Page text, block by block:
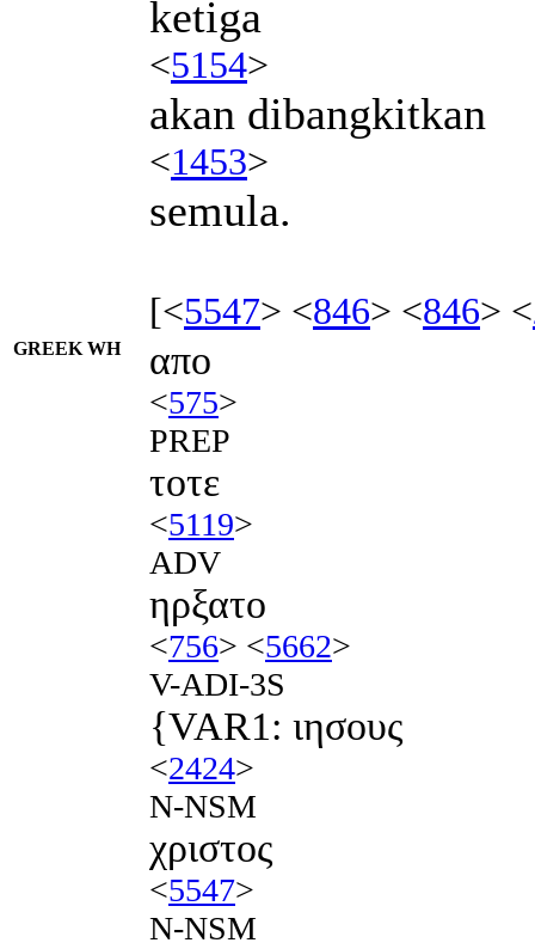
ketiga
<5154>
akan dibangkitkan
<1453>
semula.
[<5547> <846> <846> <
GREEK WH απο
<575>
PREP
τοτε
<5119>
ADV
ηρξατο
<756> <5662>
V-ADI-3S
{VAR1: ιησους
<2424>
N-NSM
χριστος
<5547>
N-NSM